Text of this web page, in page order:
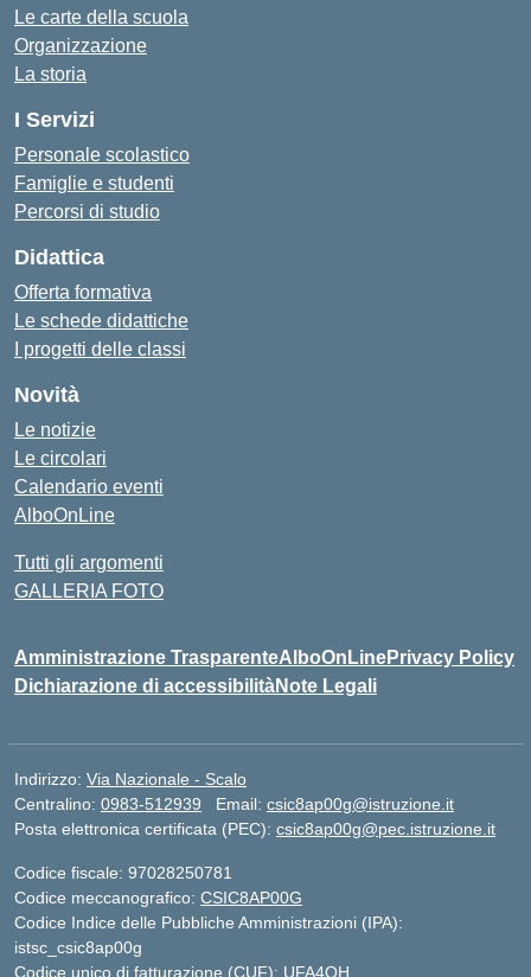
Le carte della scuola
Organizzazione
La storia
I Servizi
Personale scolastico
Famiglie e studenti
Percorsi di studio
Didattica
Offerta formativa
Le schede didattiche
I progetti delle classi
Novità
Le notizie
Le circolari
Calendario eventi
AlboOnLine
Tutti gli argomenti
GALLERIA FOTO
Amministrazione TrasparenteAlboOnLinePrivacy Policy
Dichiarazione di accessibilitàNote Legali
Indirizzo: Via Nazionale - Scalo
Centralino: 0983-512939 Email: csic8ap00g@istruzione.it
Posta elettronica certificata (PEC): csic8ap00g@pec.istruzione.it
Codice fiscale: 97028250781
Codice meccanografico: CSIC8AP00G
Codice Indice delle Pubbliche Amministrazioni (IPA):
istsc_csic8ap00g
Codice unico di fatturazione (CUF): UFA4OH